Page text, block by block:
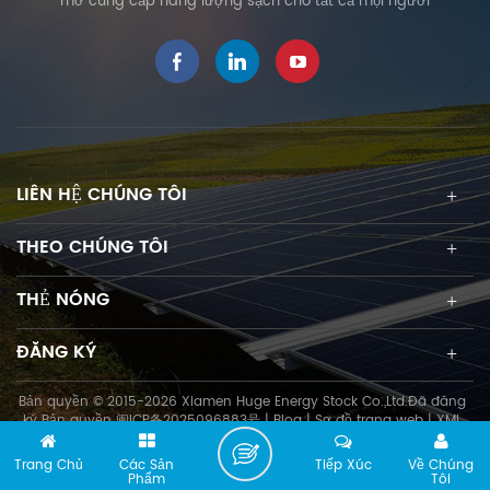
thang gắn kết năng lượng
mặt trời Các loại kẹp khác
nhau được cung cấp để
buộc chặt các sườn hình
cũng có sẵn. Tính năng es
Tích hợp cao su EPDM chống
thấm nước Tiết kiệm chi phí
và lắp đặt nhanh tùy chỉnh
Hình thang Ngao p HE-24-
JC đường sắt 11-R02 Bộ nối R
ail HE-15-R6 Bộ kẹp giữa HE-
17-IC19XX Bộ kẹp cuối HE-18-
EC35XX Clip nối đất 26-R12
Lug nối đất HE-26-XJ20-D1
Hóa đơn vật liệu và QTY cho
dự án 1MW Sê-ri gắn mái
kim loại hình thang Không.
Sản phẩm SỐ LƯỢNG 350W
1986*992*35mm SỐ LƯỢNG
LIÊN HỆ CHÚNG TÔI
THEO CHÚNG TÔI
THẺ NÓNG
ĐĂNG KÝ
Bản quyền © 2015-2026 Xiamen Huge Energy Stock Co.,Ltd.Đã đăng
ký Bản quyền闽ICP备2025096883号|Blog|Sơ đồ trang web|XML
Trang Chủ Các Sản
Phẩm
Về Chúng
Tôi
Tiếp Xúc